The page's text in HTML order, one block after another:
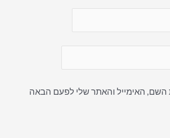
השם, האימייל והאתר שלי לפעם הבאה